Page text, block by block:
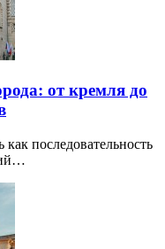
от кремля до
последовательность